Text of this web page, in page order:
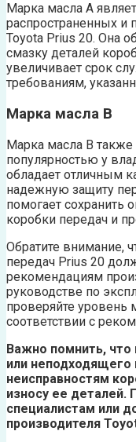
Марка масла A
распространенных и
Toyota Prius 20. Она
смазку деталей
увеличивает срок
требованиям,
Марка масла B
Марка масла B
популярностью у
обладает отличным
надежную защиту
помогает сохранить
коробки передач и
Обратите внимание,
передач Prius 20
рекомендациям
руководстве по
проверяйте уровень
соответствии с
Важно помнить, что
или
неисправностям
износу ее деталей.
специалистам или
производителя